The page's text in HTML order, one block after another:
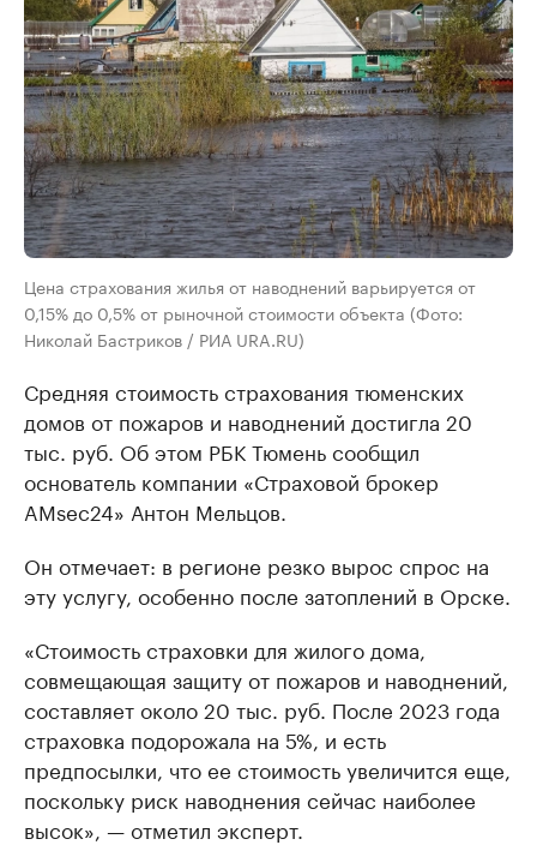
Цена страхования жилья от наводнений варьируется от
0,15% до 0,5% от рыночной стоимости объекта (Фото:
Николай Бастриков / РИА URA.RU)
Средняя стоимость страхования тюменских
домов от пожаров и наводнений достигла 20
тыс. руб. Об этом РБК Тюмень сообщил
основатель компании «Страховой брокер
AMsec24» Антон Мельцов.
Он отмечает: в регионе резко вырос спрос на
эту услугу, особенно после затоплений в Орске.
«Стоимость страховки для жилого дома,
совмещающая защиту от пожаров и наводнений,
составляет около 20 тыс. руб. После 2023 года
страховка подорожала на 5%, и есть
предпосылки, что ее стоимость увеличится еще,
поскольку риск наводнения сейчас наиболее
высок», — отметил эксперт.